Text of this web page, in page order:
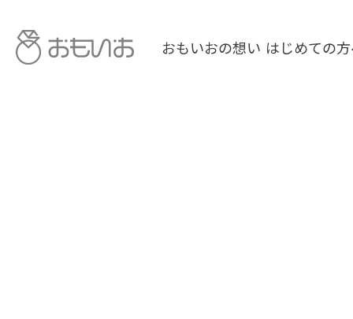
おもいおの想い はじめての